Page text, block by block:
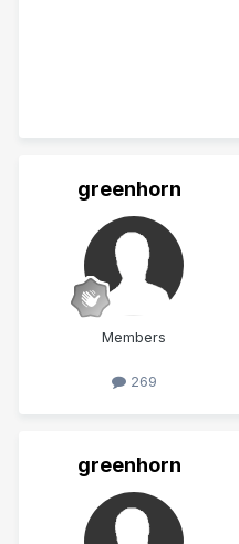
greenhorn
Members
269
greenhorn